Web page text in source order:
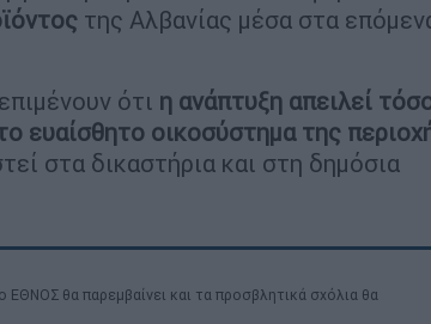
της Αλβανίας μέσα στα
ότι η ανάπτυξη απειλεί
ευαίσθητο οικοσύστημα της
στα δικαστήρια και στη δημόσια
θα παρεμβαίνει και τα προσβλητικά σχόλια θα